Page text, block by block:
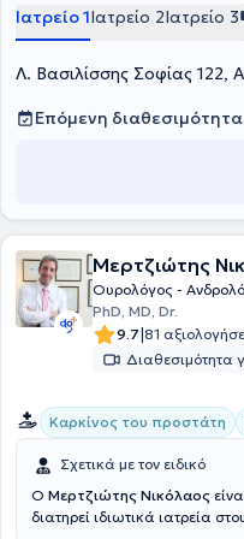
νεφρού,ουροδόχου κύστης και προστάτη), της λιθίασης (εύκαμπτη
ουρητηροσκόπηση, laser
ούρων. Διαθέτει
κλινικές και νοσοκομεία,
Ιατρικού Κέντρου, η
Ιατρείο 1Ιατρείο 2Ιατρείο 3
Λ. Βασιλίσσης Σοφίας 122,
Επόμενη διαθεσιμότητα
Μερτζιώτης
Ουρολόγος -
PhD, MD, Dr.
9.7|81
Διαθεσιμότητα
Καρκίνος του προστάτη
Σχετικά με τον ειδικό
Ο Μερτζιώτης Νικόλαος
διατηρεί ιδιωτικά ιατρεία